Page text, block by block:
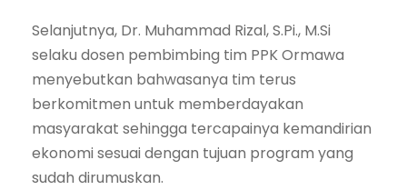
Selanjutnya, Dr. Muhammad Rizal, S.Pi., M.Si
selaku dosen pembimbing tim PPK Ormawa
menyebutkan bahwasanya tim terus
berkomitmen untuk memberdayakan
masyarakat sehingga tercapainya kemandirian
ekonomi sesuai dengan tujuan program yang
sudah dirumuskan.